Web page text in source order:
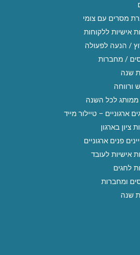
מסרים עם צומי
אישיות ללקוחות
/ הנעה לפעולה
/ מחברות
שנה
ורווחה
ממותג לכל השנה
ארגוניים – טיילור מייד
ציון בארגון
פנים ארגוניים
אישיות לעובד
לחגים
ומחברות
שנה